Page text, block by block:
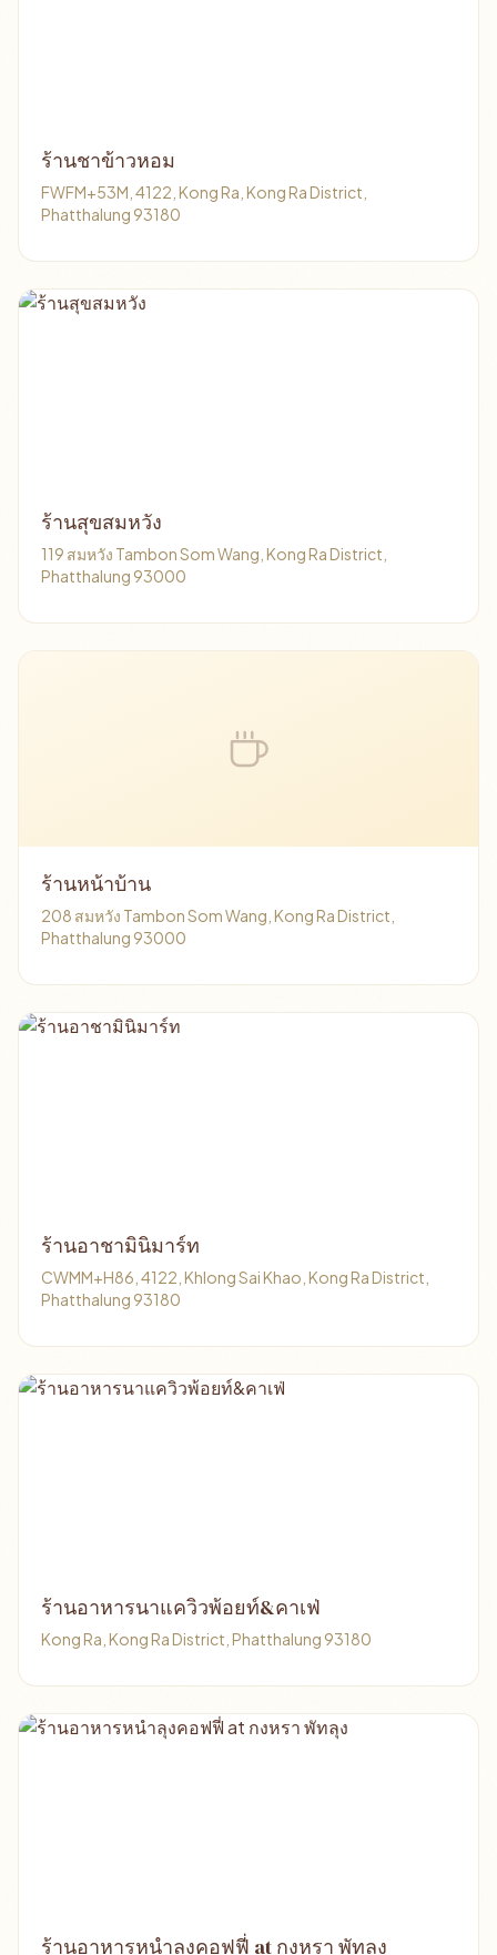
ร้านชาข้าวหอม
FWFM+53M, 4122, Kong Ra, Kong Ra District,
Phatthalung 93180
ร้านสุขสมหวัง
119 สมหวัง Tambon Som Wang, Kong Ra District,
Phatthalung 93000
ร้านหน้าบ้าน
208 สมหวัง Tambon Som Wang, Kong Ra District,
Phatthalung 93000
ร้านอาชามินิมาร์ท
CWMM+H86, 4122, Khlong Sai Khao, Kong Ra District,
Phatthalung 93180
ร้านอาหารนาแควิวพ้อยท์&คาเฟ่
Kong Ra, Kong Ra District, Phatthalung 93180
ร้านอาหารหนำลุงคอฟฟี่ at กงหรา พัทลุง